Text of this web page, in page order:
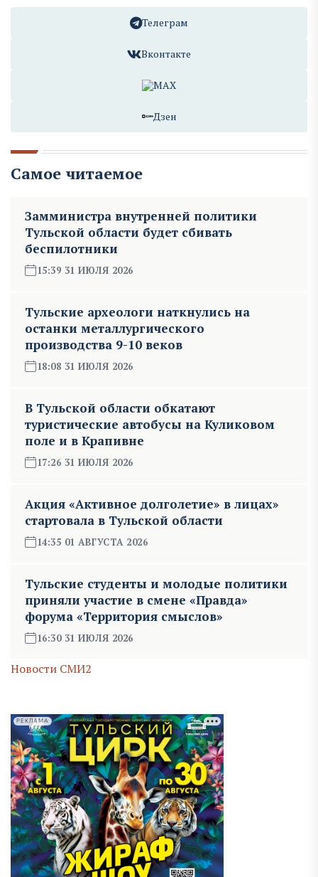
Телеграм
Вконтакте
MAX
Дзен
Самое читаемое
Замминистра внутренней политики
Тульской области будет сбивать
беспилотники
15:39 31 ИЮЛЯ 2026
Тульские археологи наткнулись на
останки металлургического
производства 9-10 веков
18:08 31 ИЮЛЯ 2026
В Тульской области обкатают
туристические автобусы на Куликовом
поле и в Крапивне
17:26 31 ИЮЛЯ 2026
Акция «Активное долголетие» в лицах»
стартовала в Тульской области
14:35 01 АВГУСТА 2026
Тульские студенты и молодые политики
приняли участие в смене «Правда»
форума «Территория смыслов»
16:30 31 ИЮЛЯ 2026
Новости СМИ2
РЕКЛАМА